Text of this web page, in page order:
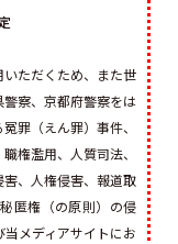
ただくため、また世
察、京都府警察をは
罪（えん罪）事件、
権濫用、人質司法、
、人権侵害、報道取
匿権（の原則）の侵
メディアサイトにお